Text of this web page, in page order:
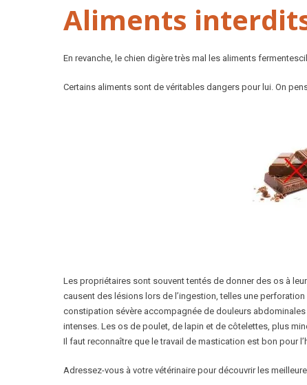
Aliments
En revanche, le chien digère très mal les aliments
Certains aliments sont de véritables dangers pour lui. On
Les propriétaires sont souvent tentés de donner des os à
causent des lésions lors de l’ingestion, telles une
constipation sévère accompagnée de douleurs abdominales
intenses. Les os de poulet, de lapin et de côtelettes, plus
Il faut reconnaître que le travail de mastication est bon pour
Adressez-vous à votre vétérinaire pour découvrir les